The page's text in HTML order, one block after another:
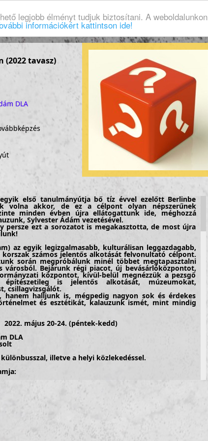
legjobb élményt tudjuk biztosítani. A weboldalunkon
információkért kattintson ide!
(2022 tavasz)
DLA
első tanulmányútja bő tíz évvel ezelőtt Berlinbe
volna akkor, de ez a célpont olyan népszerűnek
minden évben újra ellátogattunk ide, méghozzá
Sylvester Ádám vezetésével.
persze ezt a sorozatot is megakasztotta, de most újra
az egyik legizgalmasabb, kulturálisan leggazdagabb,
korszak számos jelentős alkotását felvonultató célpont.
során megpróbálunk minél többet megtapasztalni
városból. Bejárunk régi piacot, új bevásárlóközpontot,
központot, kívül-belül megnézzük a pezsgő
is jelentős alkotását, múzeumokat,
csillagvizsgálót.
hanem halljunk is, mégpedig nagyon sok és érdekes
és esztétikát, kalauzunk ismét, mint mindig
2022. május 20-24. (péntek-kedd)
DLA
illetve a helyi közlekedéssel.
szerinti járatával Berlin Brandenburg repülőtérre
lepakolása – transzfer a belvárosba
für den Bundestag / Kroprinzenbrücke-
pártok épülete)
Tor / Haus Liebermann / Palais am Pariser Platz /